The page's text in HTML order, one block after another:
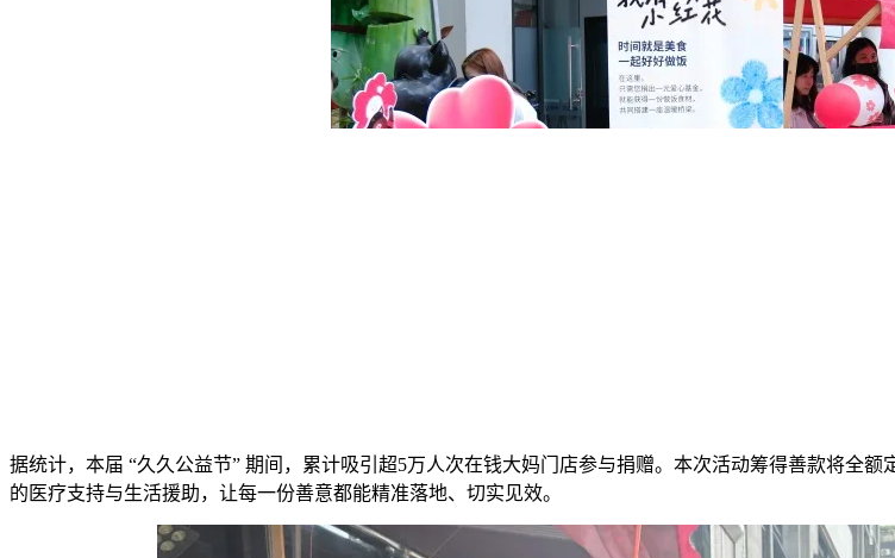
据统计，本届 “久久公益节” 期间，累计吸引超5万人次在钱大妈门店参与捐赠。本次活动筹得善款将全
的医疗支持与生活援助，让每一份善意都能精准落地、切实见效。